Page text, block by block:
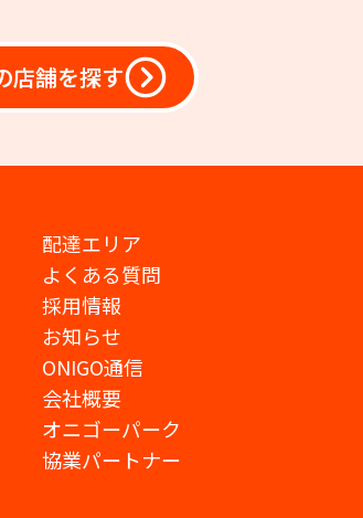
店舗を探す
配達エリア
よくある質問
採用情報
お知らせ
ONIGO通信
会社概要
オニゴーパーク
協業パートナー